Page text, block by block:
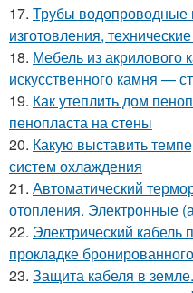
17. Трубы водопроводные
изготовления,
18. Мебель из акрилового
искусственного камня —
19. Как утеплить дом
пенопласта на стены
20. Какую выставить
систем охлаждения
21. Автоматический
отопления. Электронные
22. Электрический кабель
прокладке
23. Защита кабеля в